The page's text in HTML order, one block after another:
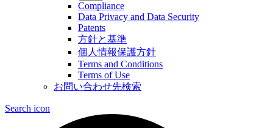
Compliance
Data Privacy and Data Security
Patents
方針と基準
個人情報保護方針
Terms and Conditions
Terms of Use
お問い合わせ先検索
Search icon